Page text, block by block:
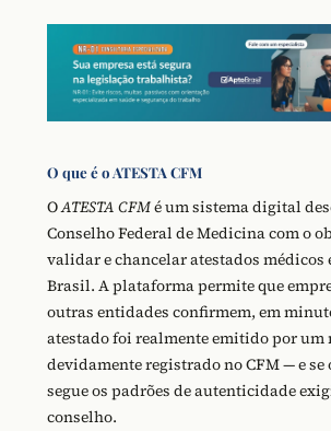
O que é o ATESTA CFM
OATESTA CFMé um sistema digital
Conselho Federal de Medicina com o
validar e chancelar atestados médicos
Brasil. A plataforma permite que
outras entidades confirmem, em
atestado foi realmente emitido por um
devidamente registrado no CFM — e se
segue os padrões de autenticidade
conselho.